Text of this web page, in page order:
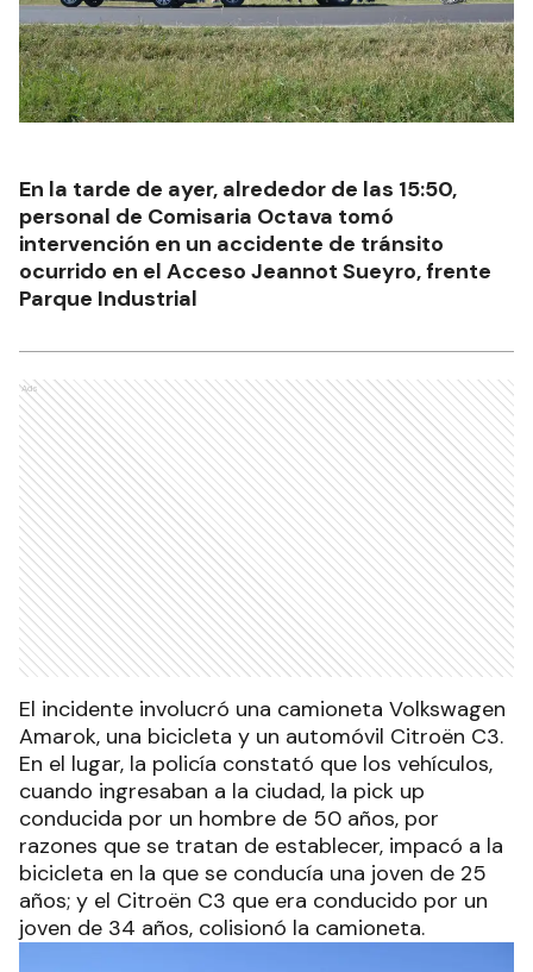
En la tarde de ayer, alrededor de las 15:50,
personal de Comisaria Octava tomó
intervención en un accidente de tránsito
ocurrido en el Acceso Jeannot Sueyro, frente
Parque Industrial
Ads
El incidente involucró una camioneta Volkswagen
Amarok, una bicicleta y un automóvil Citroën C3.
En el lugar, la policía constató que los vehículos,
cuando ingresaban a la ciudad, la pick up
conducida por un hombre de 50 años, por
razones que se tratan de establecer, impacó a la
bicicleta en la que se conducía una joven de 25
años; y el Citroën C3 que era conducido por un
joven de 34 años, colisionó la camioneta.